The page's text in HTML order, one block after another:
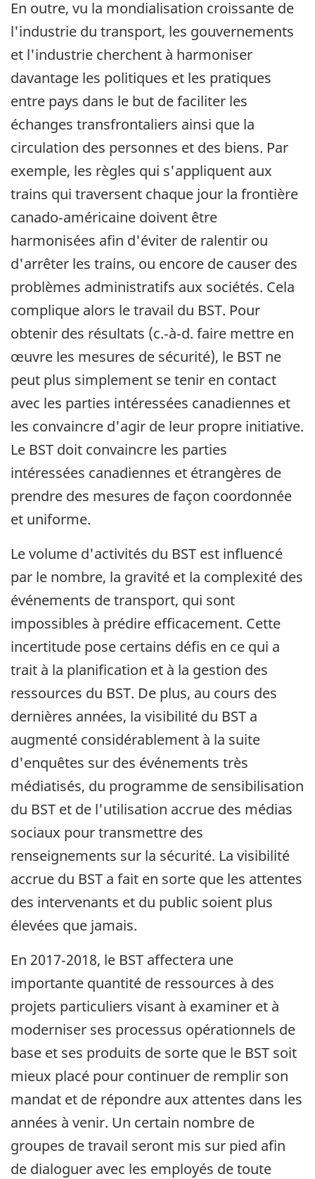
En outre, vu la mondialisation croissante de
l'industrie du transport, les gouvernements
et l'industrie cherchent à harmoniser
davantage les politiques et les pratiques
entre pays dans le but de faciliter les
échanges transfrontaliers ainsi que la
circulation des personnes et des biens. Par
exemple, les règles qui s'appliquent aux
trains qui traversent chaque jour la frontière
canado‑américaine doivent être
harmonisées afin d'éviter de ralentir ou
d'arrêter les trains, ou encore de causer des
problèmes administratifs aux sociétés. Cela
complique alors le travail du BST. Pour
obtenir des résultats (c.‑à‑d. faire mettre en
œuvre les mesures de sécurité), le BST ne
peut plus simplement se tenir en contact
avec les parties intéressées canadiennes et
les convaincre d'agir de leur propre initiative.
Le BST doit convaincre les parties
intéressées canadiennes et étrangères de
prendre des mesures de façon coordonnée
et uniforme.
Le volume d'activités du BST est influencé
par le nombre, la gravité et la complexité des
événements de transport, qui sont
impossibles à prédire efficacement. Cette
incertitude pose certains défis en ce qui a
trait à la planification et à la gestion des
ressources du BST. De plus, au cours des
dernières années, la visibilité du BST a
augmenté considérablement à la suite
d'enquêtes sur des événements très
médiatisés, du programme de sensibilisation
du BST et de l'utilisation accrue des médias
sociaux pour transmettre des
renseignements sur la sécurité. La visibilité
accrue du BST a fait en sorte que les attentes
des intervenants et du public soient plus
élevées que jamais.
En 2017‑2018, le BST affectera une
importante quantité de ressources à des
projets particuliers visant à examiner et à
moderniser ses processus opérationnels de
base et ses produits de sorte que le BST soit
mieux placé pour continuer de remplir son
mandat et de répondre aux attentes dans les
années à venir. Un certain nombre de
groupes de travail seront mis sur pied afin
de dialoguer avec les employés de toute